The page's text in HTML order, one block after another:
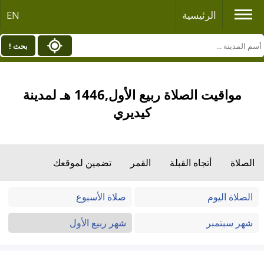
الرئيسية EN
بحث !
مواقيت الصلاة ربيع الأول,1446 هـ لمدينة
كيديري
الصلاة أتجاه القبلة القمر تضمين لموقعك
الصلاة اليوم
صلاة الأسبوع
شهر سبتمبر
شهر ربيع الأول